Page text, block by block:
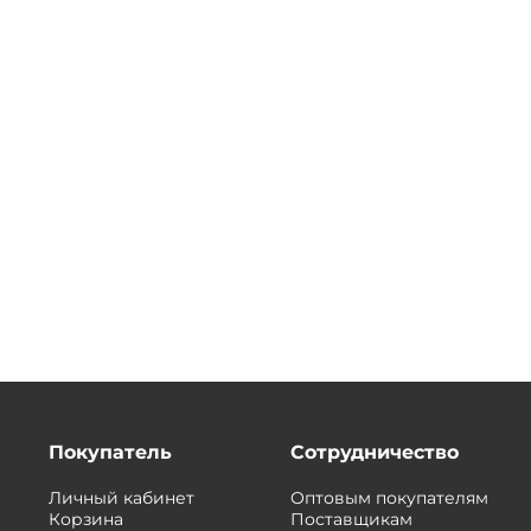
Покупатель
Личный кабинет
Корзина
Сотрудничество
Оптовым покупателям
Поставщикам